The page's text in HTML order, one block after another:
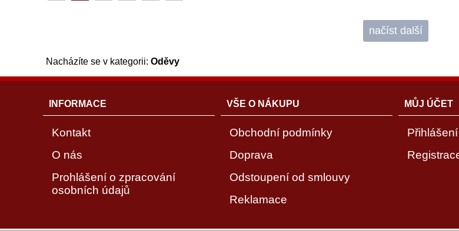
načíst další
Nacházíte se v kategorii: Oděvy
INFORMACE
Kontakt
O nás
Prohlášení o zpracování
osobních údajů
VŠE O NÁKUPU
Obchodní podmínky
Doprava
Odstoupení od smlouvy
Reklamace
MŮJ ÚČET
Přihlášení